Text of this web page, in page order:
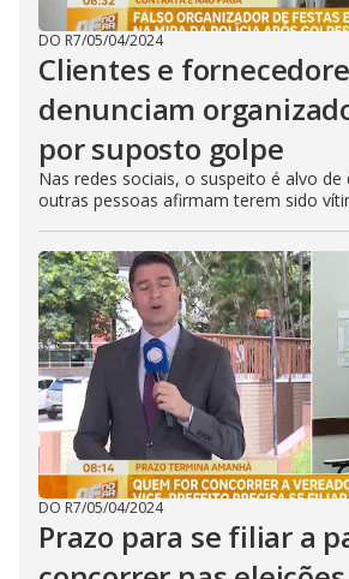
DO R7/05/04/2024
Clientes e
denunciam
por suposto golpe
Nas redes sociais, o suspeito é alvo de
outras pessoas afirmam terem sido
DO R7/05/04/2024
Prazo para se filiar a